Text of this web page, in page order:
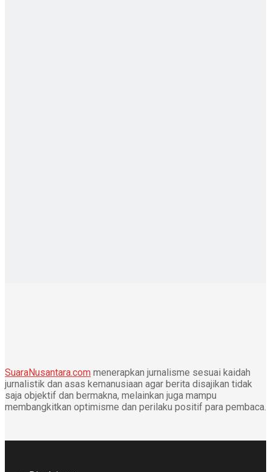
SuaraNusantara.com menerapkan jurnalisme sesuai kaidah
jurnalistik dan asas kemanusiaan agar berita disajikan tidak
saja objektif dan bermakna, melainkan juga mampu
membangkitkan optimisme dan perilaku positif para pembaca.